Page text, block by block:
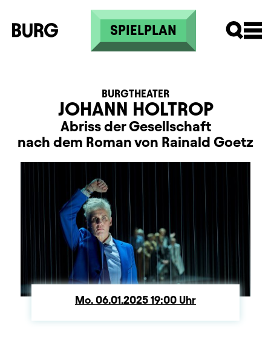
Direkt zum Inhalt
SPIELPLAN
JOHANN HOLTROP
BURGTHEATER
Abriss der Gesellschaft
nach dem Roman von Rainald Goetz
Mo. Montag
06.01.2025 19:00Uhr